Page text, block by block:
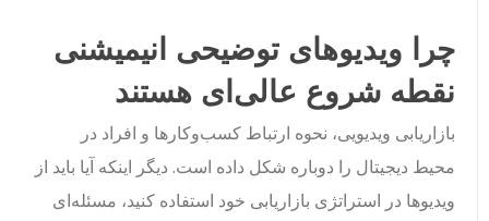
چرا ویدیوهای توضیحی انیمیشنی
نقطه شروع عالی‌ای هستند
بازاریابی ویدیویی، نحوه ارتباط کسب‌وکارها و افراد در
محیط دیجیتال را دوباره شکل داده است. دیگر اینکه آیا باید از
ویدیوها در استراتژی بازاریابی خود استفاده کنید، مسئله‌ای